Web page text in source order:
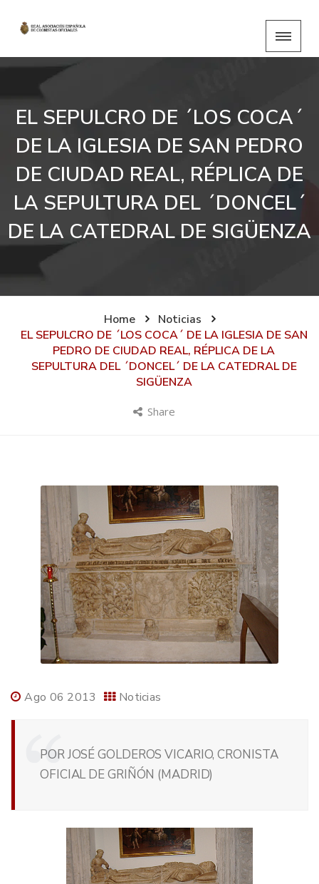
EL SEPULCRO DE ´LOS COCA´
DE LA IGLESIA DE SAN PEDRO
DE CIUDAD REAL, RÉPLICA DE
LA SEPULTURA DEL ´DONCEL´
DE LA CATEDRAL DE SIGÜENZA
Home
Noticias
EL SEPULCRO DE ´LOS COCA´ DE LA IGLESIA DE SAN
PEDRO DE CIUDAD REAL, RÉPLICA DE LA
SEPULTURA DEL ´DONCEL´ DE LA CATEDRAL DE
SIGÜENZA
Share
Ago 06 2013 Noticias
POR JOSÉ GOLDEROS VICARIO, CRONISTA
OFICIAL DE GRIÑÓN (MADRID)